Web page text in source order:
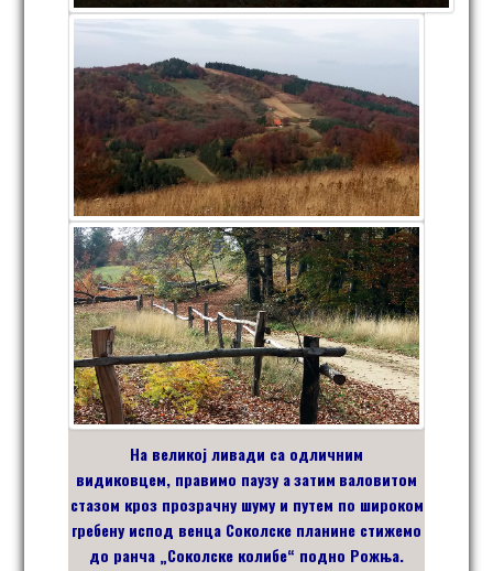
На великој ливади са одличним
видиковцем, правимо паузу азатим валовитом
стазом крозпрозрачнушумуи путем по широком
гребену испод венца Соколске планине стижемо
до ранча „Соколске колибе“ подно Рожња.